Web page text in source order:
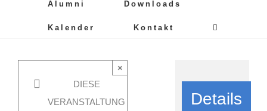
Alumni Downloads
Kalender Kontakt
DIESE
VERANSTALTUNG
×
Details